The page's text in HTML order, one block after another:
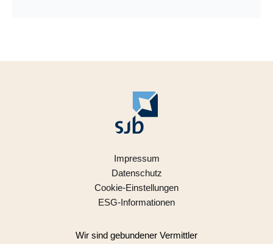
Impressum
Datenschutz
Cookie-Einstellungen
ESG-Informationen
Wir sind gebundener Vermittler